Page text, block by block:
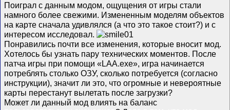
Поиграл с данным модом, ощущения от игры стали
намного более свежими. Измененным моделям объектов
на карте сначала удивлялся (а что это такое стоит?) и с
интересом исследовал.
Понравились почти все изменения, которые вносит мод.
Хотелось бы узнать пару технических моментов. После
патча игры при помощи «LAA.exe», игра начинается
потреблять столько ОЗУ, сколько потребуется (согласно
инструкции), значит ли это, что огромные и невероятные
карты перестанут вылетать после загрузки?
Может ли данный мод влиять на баланс